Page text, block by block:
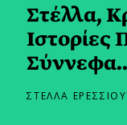
Στέλλα,
Ιστορίες
ΣΤΕΛΛΑ ΕΡΕΣΣΙΟΥ